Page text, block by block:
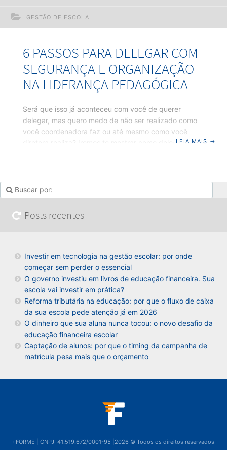
GESTÃO DE ESCOLA
6 PASSOS PARA DELEGAR COM
SEGURANÇA E ORGANIZAÇÃO
NA LIDERANÇA PEDAGÓGICA
Será que isso já aconteceu com você de querer
delegar, mas quero medo de não ser realizado como
você coordenadora faz ou até mesmo como você
diretora realiza? Iremos te mostrar como delegar com
dúvidas que as tarefas seja bem realizada ou outras
vezes você acaba delegando e tendo que refazer
passos para você delegar
LEIA MAIS →
Posts recentes
Investir em tecnologia na gestão escolar: por onde
começar sem perder o essencial
O governo investiu em livros de educação financeira. Sua
escola vai investir em prática?
Reforma tributária na educação: por que o fluxo de caixa
da sua escola pede atenção já em 2026
O dinheiro que sua aluna nunca tocou: o novo desafio da
educação financeira escolar
Captação de alunos: por que o timing da campanha de
matrícula pesa mais que o orçamento
· FORME | CNPJ: 41.519.672/0001-95 |2026 © Todos os direitos reservados